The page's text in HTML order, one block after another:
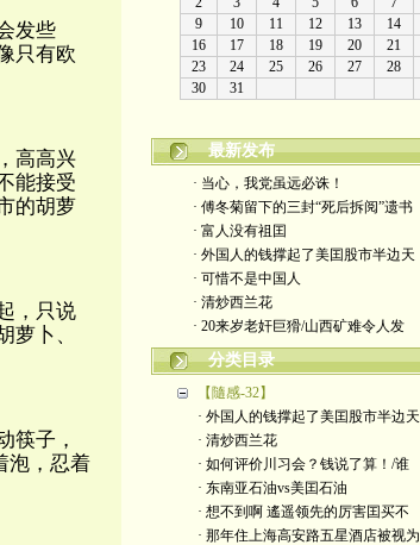
发些
只有欧
高高兴
能接受
的胡萝
，只说
卜、
筷子，
泡，忍着
最新发布
· 当心，我党虽远必诛！
· 傅冬菊留下的三封“死后拆阅”遗书
· 富人没有祖囯
· 外国人的钱撑起了美囯股市半边天
· 可惜不是中国人
· 清炒西兰花
· 20来岁老奸巨猾/山西矿难令人发
分类目录
【隨感-32】
· 外国人的钱撑起了美囯股市半边天
· 清炒西兰花
· 如何评价川习会？钱说了算！/谁
· 东南亚石油vs美囯石油
· 想不到啊 遙遥领先的厉害囯买不
· 那年住上海高安路五星酒店被视为